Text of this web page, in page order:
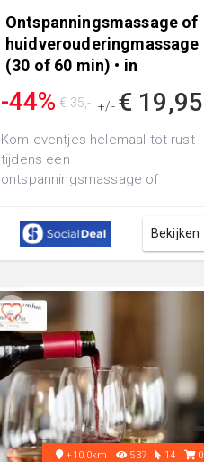
Ontspanningsmassage of
huidverouderingmassage
(30 of 60 min) • in
-44% +/- € 19,95
€ 35,-
Kom eventjes helemaal tot rust
tijdens een
ontspanningsmassage of
of 60 min) bij Tonny van der ...
Bekijken
+10.0km 537 14 0